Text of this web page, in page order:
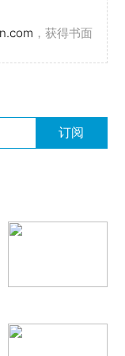
，获得书面
订阅